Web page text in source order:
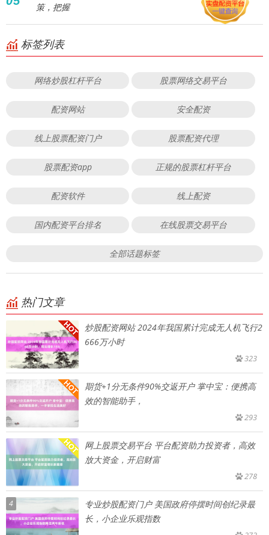
策，把握
标签列表
网络炒股杠杆平台 股票网络交易平台
配资网站 安全配资
线上股票配资门户 股票配资代理
股票配资app 正规的股票杠杆平台
配资软件 线上配资
国内配资平台排名 在线股票交易平台
全部话题标签
热门文章
炒股配资网站 2024年我国累计完成无人机飞行2
666万小时
323
期货+1分无条件90%交返开户 掌中宝：便携高
效的智能助手，
293
网上股票交易平台 平台配资助力投资者，高效
放大资金，开启财富
278
4
专业炒股配资门户 美国政府停摆时间创纪录最
长，小企业乐观指数